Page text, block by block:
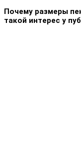
Почему размеры
такой интерес у